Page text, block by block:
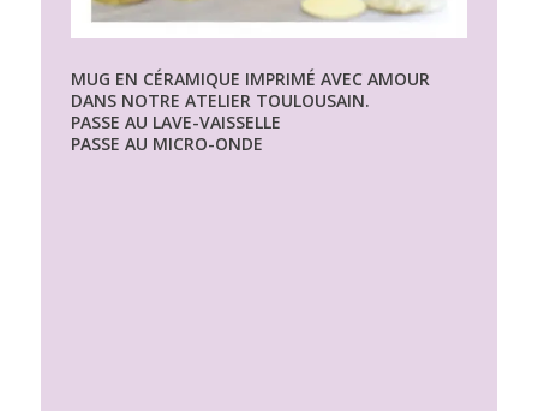
MUG EN CÉRAMIQUE IMPRIMÉ AVEC AMOUR
DANS NOTRE ATELIER TOULOUSAIN.
PASSE AU LAVE-VAISSELLE
PASSE AU MICRO-ONDE